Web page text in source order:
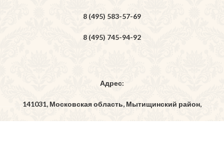
8 (495) 583-57-69
8 (495) 745-94-92
Адрес:
141031, Московская область, Мытищинский район,